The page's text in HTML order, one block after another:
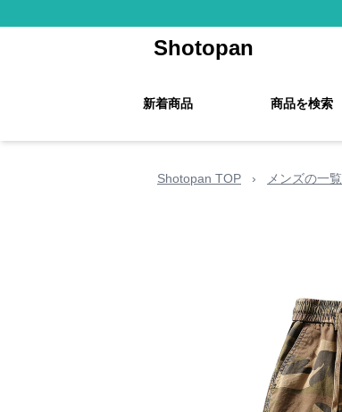
Shotopan
新着商品 商品を検索
Shotopan TOP › メンズの一覧